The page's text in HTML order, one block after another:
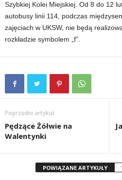
Szybkiej Kolei Miejskiej. Od 8 do 12
autobusy linii 114, podczas
zajęciach w UKSW, nie będą
rozkładzie symbolem „f”.
Poprzedni artykuł
Pędzące Żółwie na
Walentynki
POWIĄZANE ARTYKUŁY